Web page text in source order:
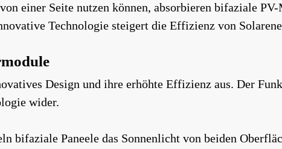
einer Seite nutzen können, absorbieren bifaziale
Technologie steigert die Effizienz von
Design und ihre erhöhte Effizienz aus. Der
wider.
bifaziale Paneele das Sonnenlicht von beiden